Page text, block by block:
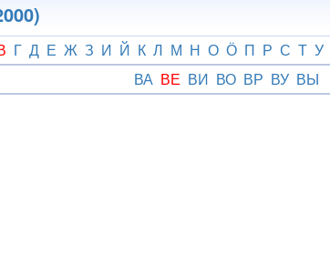
Г Д Е Ж З И Й К Л М Н О Ӧ П Р С Т У
ВА ВЕ ВИ ВО ВР ВУ ВЫ